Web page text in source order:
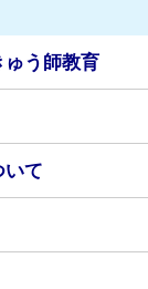
ゅう師教育
いて